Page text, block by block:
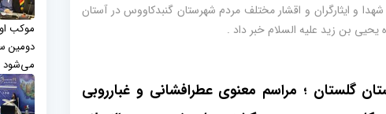
و ایثارگران و اقشار مختلف مردم شهرستان گنبدکاووس در آستان
یحیی بن زید علیه السلام خبر داد .
گلستان ؛ مراسم معنوی عطرافشانی و غبارروبی
موکب
دومین
می‌شود